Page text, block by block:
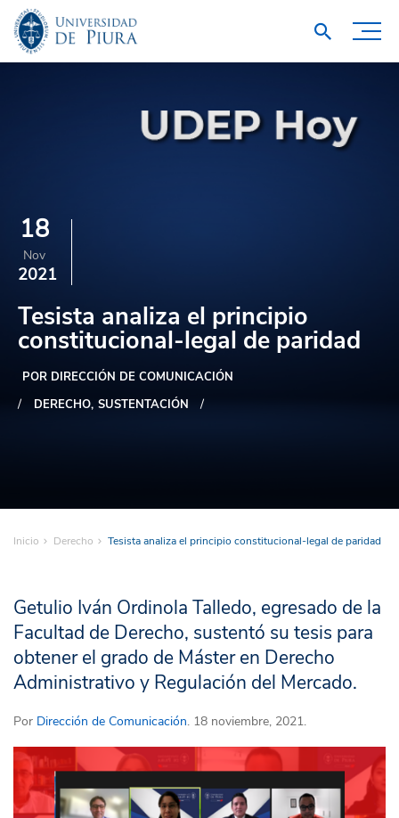
18
Nov
2021
Tesista analiza el principio
constitucional-legal de paridad
POR DIRECCIÓN DE COMUNICACIÓN
DERECHO SUSTENTACIÓN
Inicio Derecho Tesista analiza el principio constitucional-legal de paridad
Getulio Iván Ordinola Talledo, egresado de la
Facultad de Derecho, sustentó su tesis para
obtener el grado de Máster en Derecho
Administrativo y Regulación del Mercado.
Por Dirección de Comunicación. 18 noviembre, 2021.